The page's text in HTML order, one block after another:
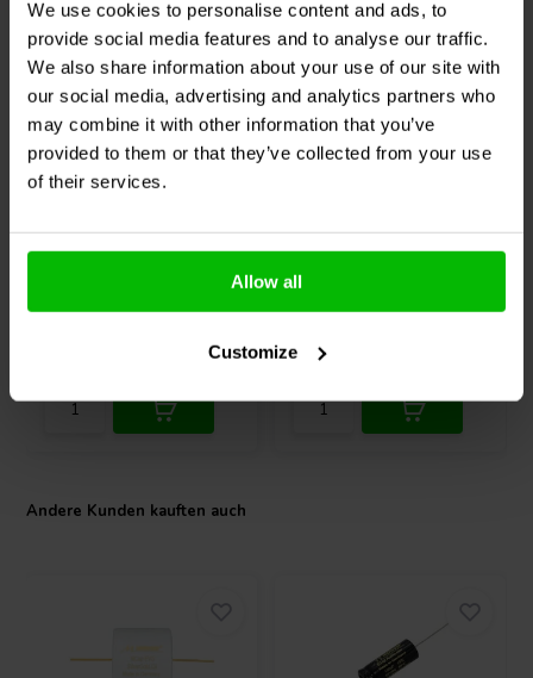
We use cookies to personalise content and ads, to
provide social media features and to analyse our traffic.
We also share information about your use of our site with
our social media, advertising and analytics partners who
may combine it with other information that you’ve
provided to them or that they’ve collected from your use
of their services.
Allow all
Customize
5¼" | 8 Ω
Peerless by Tymphany
Tiefmitteltöner
klantbeoordelingen
4" | 8 Ω
Tiefmitteltöner
klantbeoordelingen
10+ Auf Lager
Andere Kunden kauften auch